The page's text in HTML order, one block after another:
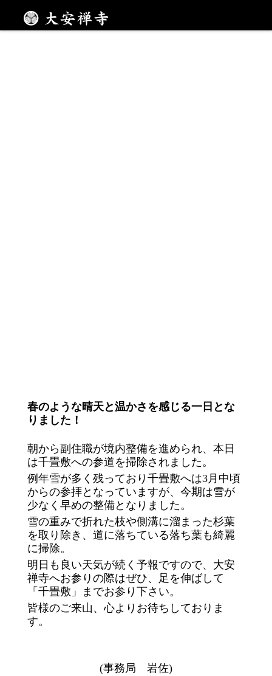
千畳敷への参道
春のような晴天と温かさを感じる一日とな
りました！
朝から副住職が境内整備を進められ、本日
は千畳敷への参道を掃除されました。
例年雪が多く残っており千畳敷へは3月中頃
からの参拝となっていますが、今期は雪が
少なく早めの整備となりました。
雪の重みで折れた枝や側溝に溜まった杉葉
を取り除き、道に落ちている落ち葉も綺麗
に掃除。
明日も良い天気が続く予報ですので、大安
禅寺へお参りの際はぜひ、足を伸ばして
「千畳敷」までお参り下さい。
皆様のご来山、心よりお待ちしておりま
す。
(事務局 岩佐)